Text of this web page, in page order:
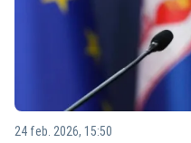
24 feb. 2026, 15:50